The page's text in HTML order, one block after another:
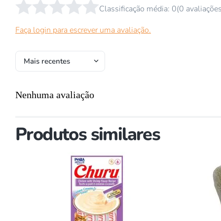
☆ ☆ ☆ ☆ ☆ Classificação média: 0(0
Faça login para escrever uma avaliação.
Mais recentes
Nenhuma avaliação
Produtos similares